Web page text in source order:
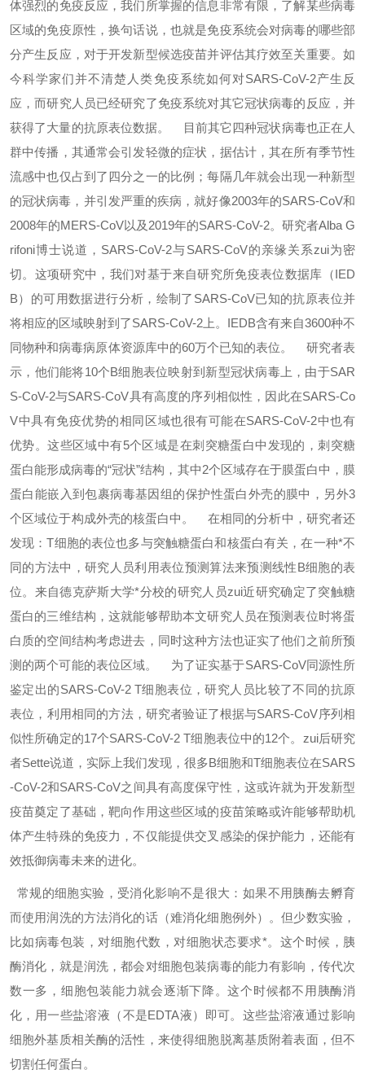
体强烈的免疫反应，我们所掌握的信息非常有限，了解某些病毒
区域的免疫原性，换句话说，也就是免疫系统会对病毒的哪些部
分产生反应，对于开发新型候选疫苗并评估其疗效至关重要。如
今科学家们并不清楚人类免疫系统如何对SARS-CoV-2产生反
应，而研究人员已经研究了免疫系统对其它冠状病毒的反应，并
获得了大量的抗原表位数据。
目前其它四种冠状病毒也正在人
群中传播，其通常会引发轻微的症状，据估计，其在所有季节性
流感中也仅占到了四分之一的比例；每隔几年就会出现一种新型
的冠状病毒，并引发严重的疾病，就好像2003年的SARS-CoV和
2008年的MERS-CoV以及2019年的SARS-CoV-2。研究者Alba G
rifoni博士说道，SARS-CoV-2与SARS-CoV的亲缘关系zui为密
切。这项研究中，我们对基于来自研究所免疫表位数据库（IED
B）的可用数据进行分析，绘制了SARS-CoV已知的抗原表位并
将相应的区域映射到了SARS-CoV-2上。IEDB含有来自3600种不
同物种和病毒病原体资源库中的60万个已知的表位。
研究者表
示，他们能将10个B细胞表位映射到新型冠状病毒上，由于SAR
S-CoV-2与SARS-CoV具有高度的序列相似性，因此在SARS-Co
V中具有免疫优势的相同区域也很有可能在SARS-CoV-2中也有
优势。这些区域中有5个区域是在刺突糖蛋白中发现的，刺突糖
蛋白能形成病毒的“冠状”结构，其中2个区域存在于膜蛋白中，膜
蛋白能嵌入到包裹病毒基因组的保护性蛋白外壳的膜中，另外3
个区域位于构成外壳的核蛋白中。
在相同的分析中，研究者还
发现：T细胞的表位也多与突触糖蛋白和核蛋白有关，在一种*不
同的方法中，研究人员利用表位预测算法来预测线性B细胞的表
位。来自德克萨斯大学*分校的研究人员zui近研究确定了突触糖
蛋白的三维结构，这就能够帮助本文研究人员在预测表位时将蛋
白质的空间结构考虑进去，同时这种方法也证实了他们之前所预
测的两个可能的表位区域。
为了证实基于SARS-CoV同源性所
鉴定出的SARS-CoV-2 T细胞表位，研究人员比较了不同的抗原
表位，利用相同的方法，研究者验证了根据与SARS-CoV序列相
似性所确定的17个SARS-CoV-2 T细胞表位中的12个。zui后研究
者Sette说道，实际上我们发现，很多B细胞和T细胞表位在SARS
-CoV-2和SARS-CoV之间具有高度保守性，这或许就为开发新型
疫苗奠定了基础，靶向作用这些区域的疫苗策略或许能够帮助机
体产生特殊的免疫力，不仅能提供交叉感染的保护能力，还能有
效抵御病毒未来的进化。
常规的细胞实验，受消化影响不是很大：如果不用胰酶去孵育
而使用润洗的方法消化的话（难消化细胞例外）。但少数实验，
比如病毒包装，对细胞代数，对细胞状态要求*。这个时候，胰
酶消化，就是润洗，都会对细胞包装病毒的能力有影响，传代次
数一多，细胞包装能力就会逐渐下降。这个时候都不用胰酶消
化，用一些盐溶液（不是EDTA液）即可。这些盐溶液通过影响
细胞外基质相关酶的活性，来使得细胞脱离基质附着表面，但不
切割任何蛋白。